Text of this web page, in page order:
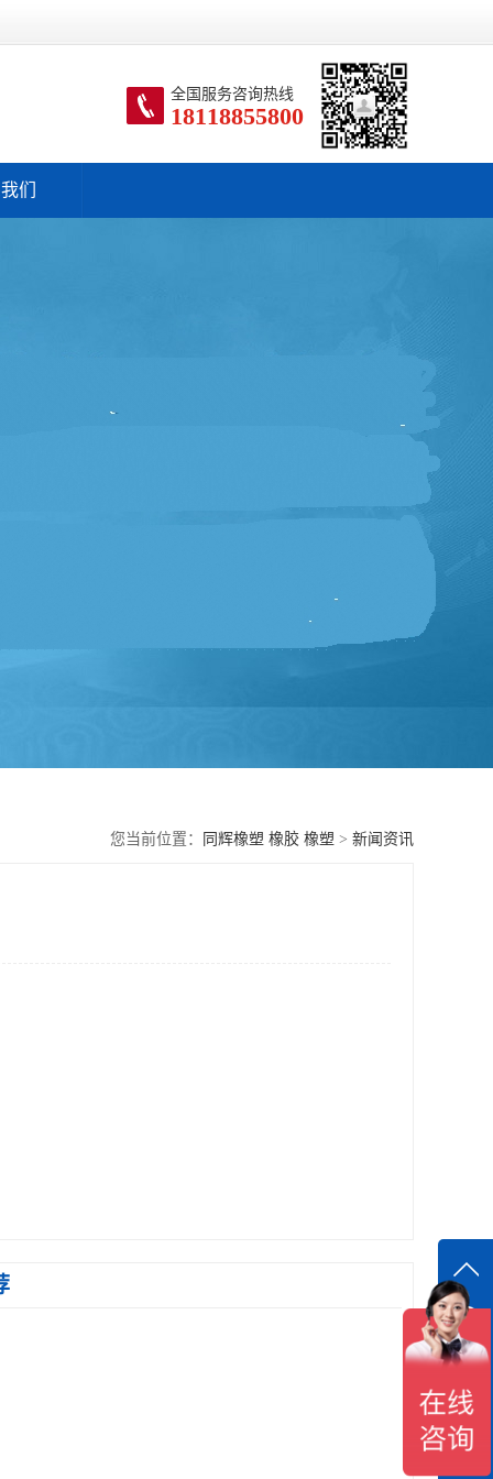
全国服务咨询热线
18118855800
们
您当前位置： 同辉橡塑 橡胶 橡塑 > 新闻资讯
在线
咨询